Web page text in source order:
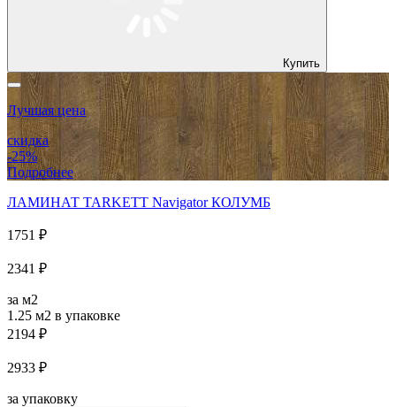
Купить
Лучшая цена
скидка
-25%
Подробнее
ЛАМИНАТ TARKETT Navigator КОЛУМБ
1751 ₽
2341 ₽
за м2
1.25 м2 в упаковке
2194 ₽
2933 ₽
за упаковку